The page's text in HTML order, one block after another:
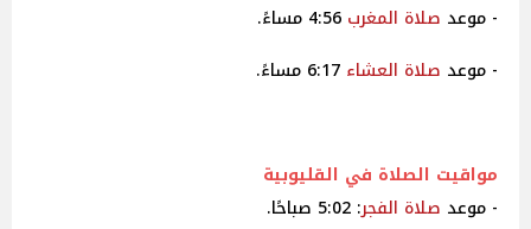
- موعد صلاة المغرب
- موعد صلاة العشاء
مواقيت الصلاة في القليوبية
- موعد صلاة الفجر: 5:02 صباحًا.